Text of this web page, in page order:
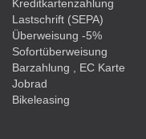
Kreditkartenzahlung
Lastschrift (SEPA)
Überweisung -5%
Sofortüberweisung
Barzahlung , EC Karte
Jobrad
Bikeleasing